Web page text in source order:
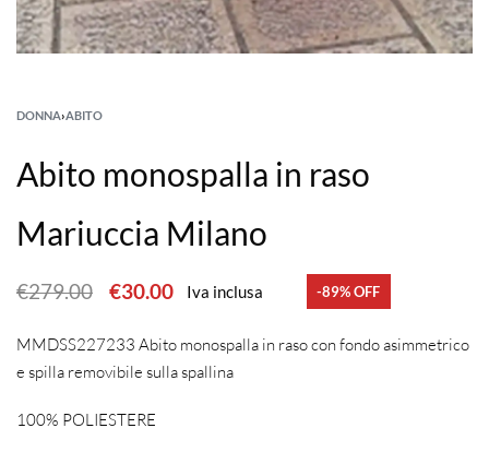
DONNA›ABITO
Abito monospalla in raso
Mariuccia Milano
€279.00 €30.00 Iva inclusa -89% OFF
MMDSS227233 Abito monospalla in raso con fondo asimmetrico
e spilla removibile sulla spallina
100% POLIESTERE